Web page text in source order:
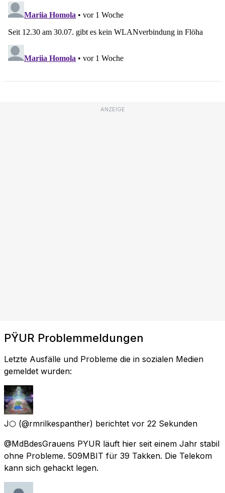
ANZEIGE
PŸUR Problemmeldungen
Letzte Ausfälle und Probleme die in sozialen Medien
gemeldet wurden:
J⬡ (@rmrilkespanther) berichtet vor 22 Sekunden
@MdBdesGrauens PYUR läuft hier seit einem Jahr stabil
ohne Probleme. 509MBIT für 39 Takken. Die Telekom
kann sich gehackt legen.